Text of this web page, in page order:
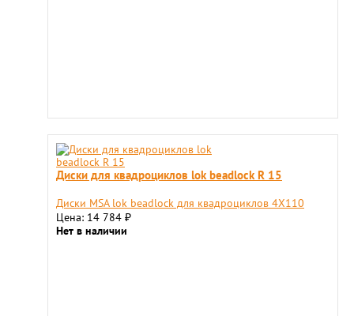
Диски для квадроциклов lok beadlock R 15
Диски MSA lok beadlock для квадроциклов 4X110
Цена: 14 784 ₽
Нет в наличии